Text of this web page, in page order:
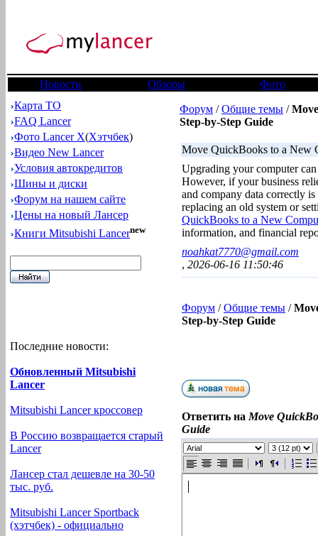
Новости Обзоры
Фото
Карта ТО
FAQ Lancer
Фото Lancer X(Хэтчбек)
Видео New Lancer
Условия автокредитов
Шины и диски
Форум на нашем сайте
Цены на новый Лансер
Книги Mitsubishi Lancernew
Последние новости:
Обновленный Mitsubishi
Lancer
Mitsubishi Lancer кроссовер
В Россию возвращается старый
Lancer
Лансер стал дешевле на 30-50
тыс. руб.
Mitsubishi Lancer Sportback
(хэтчбек) - официально
Форум /Общие темы /
Step-by-Step Guide
Move QuickBooks to a New
Upgrading your computer
However, if your business
and company data correctly
replacing an old system or
QuickBooks to a New
information, and financial
noahkat7770@gmail.com
, 2026-06-16 11:50:46
Форум /Общие темы /
Step-by-Step Guide
Ответить на Move
Guide